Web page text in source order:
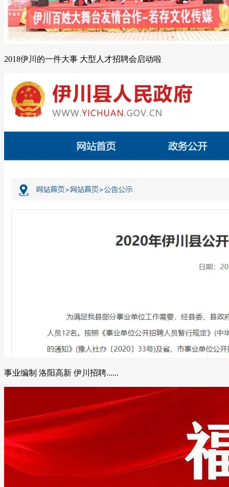
2018伊川的一件大事 大型人才招聘会启动啦
事业编制 洛阳高新 伊川招聘......